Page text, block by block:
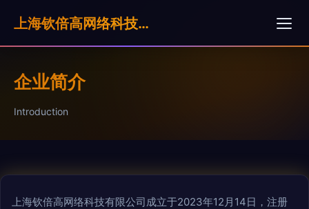
上海钦倍高网络科技有限公司
企业简介
Introduction
上海钦倍高网络科技有限公司成立于2023年12月14日，注册